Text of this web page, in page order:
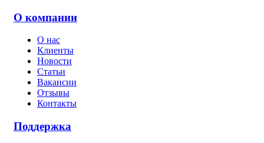
О компании
О нас
Клиенты
Новости
Статьи
Вакансии
Отзывы
Контакты
Поддержка